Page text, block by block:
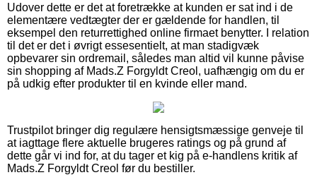
Udover dette er det at foretrække at kunden er sat ind i de
elementære vedtægter der er gældende for handlen, til
eksempel den returrettighed online firmaet benytter. I relation
til det er det i øvrigt essesentielt, at man stadigvæk
opbevarer sin ordremail, således man altid vil kunne påvise
sin shopping af Mads.Z Forgyldt Creol, uafhængig om du er
på udkig efter produkter til en kvinde eller mand.
Trustpilot bringer dig regulære hensigtsmæssige genveje til
at iagttage flere aktuelle brugeres ratings og på grund af
dette går vi ind for, at du tager et kig på e-handlens kritik af
Mads.Z Forgyldt Creol før du bestiller.